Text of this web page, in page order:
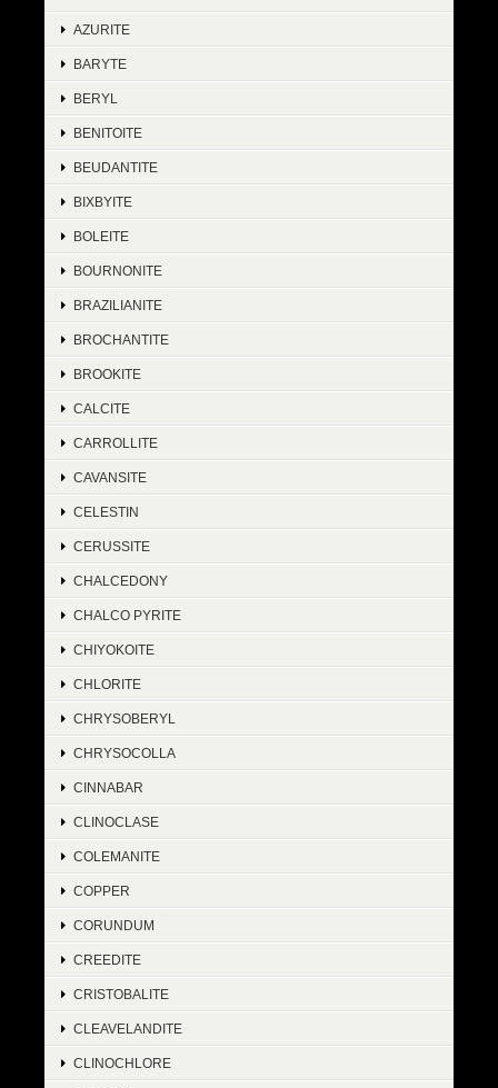
AZURITE
BARYTE
BERYL
BENITOITE
BEUDANTITE
BIXBYITE
BOLEITE
BOURNONITE
BRAZILIANITE
BROCHANTITE
BROOKITE
CALCITE
CARROLLITE
CAVANSITE
CELESTIN
CERUSSITE
CHALCEDONY
CHALCO PYRITE
CHIYOKOITE
CHLORITE
CHRYSOBERYL
CHRYSOCOLLA
CINNABAR
CLINOCLASE
COLEMANITE
COPPER
CORUNDUM
CREEDITE
CRISTOBALITE
CLEAVELANDITE
CLINOCHLORE